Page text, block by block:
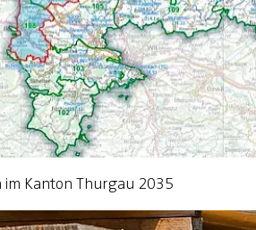
Kanton Thurgau 2035